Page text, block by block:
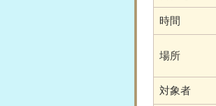
時間
場所
対象者